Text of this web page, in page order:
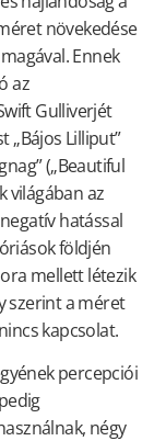
növekedése
Ennek
az
Gulliverjét
„Bájos Lilliput”
(„Beautiful
világában az
hatással
földjén
mellett létezik
szerint a méret
kapcsolat.
percepciói
négy